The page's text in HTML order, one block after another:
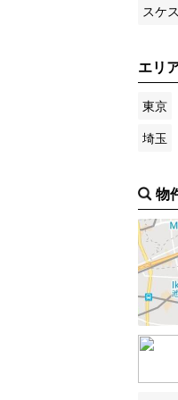
スケ
エリ
東京
埼玉
物